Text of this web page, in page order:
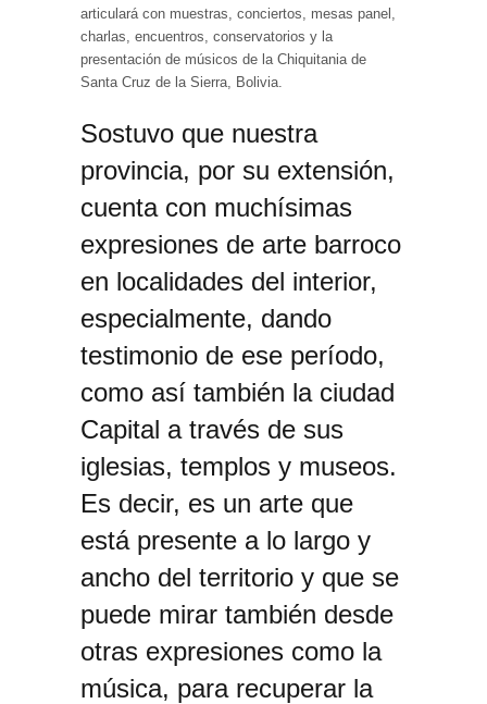
articulará con muestras, conciertos, mesas panel,
charlas, encuentros, conservatorios y la
presentación de músicos de la Chiquitania de
Santa Cruz de la Sierra, Bolivia.
Sostuvo que nuestra
provincia, por su extensión,
cuenta con muchísimas
expresiones de arte barroco
en localidades del interior,
especialmente, dando
testimonio de ese período,
como así también la ciudad
Capital a través de sus
iglesias, templos y museos.
Es decir, es un arte que
está presente a lo largo y
ancho del territorio y que se
puede mirar también desde
otras expresiones como la
música, para recuperar la